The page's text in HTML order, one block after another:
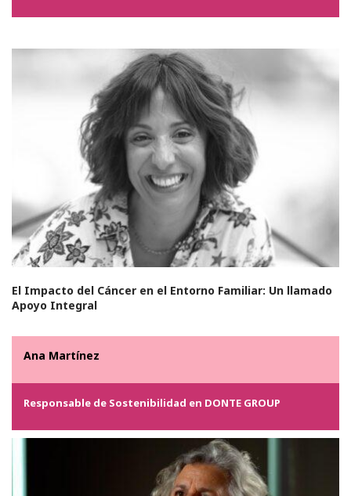
El Impacto del Cáncer en el Entorno Familiar: Un llamado
Apoyo Integral
Ana Martínez
Responsable de Sostenibilidad en DONTE GROUP